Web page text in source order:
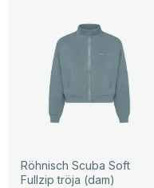
Röhnisch Scuba Soft
Fullzip tröja (dam)